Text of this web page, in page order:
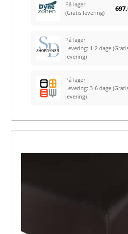
På lager
(Gratis levering)
På lager
Levering: 1-2 dage
levering)
På lager
Levering: 3-6 dage
levering)